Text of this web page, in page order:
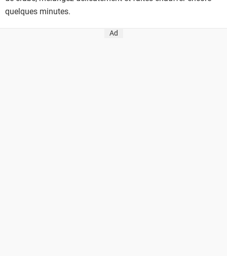
quelques minutes.
Ad